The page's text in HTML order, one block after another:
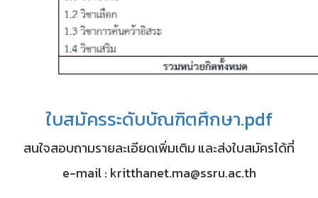
ใบสมัครระดับบัณฑิตศึกษา.pdf
สนใจสอบถามรายละเอียดเพิ่มเติม และส่งใบสมัครได้ที่
e-mail : kritthanet.ma@ssru.ac.th